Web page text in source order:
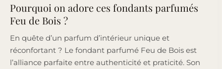
Pourquoi on adore ces fondants parfumés
Feu de Bois ?
En quête d’un parfum d’intérieur unique et
réconfortant ? Le fondant parfumé Feu de Bois est
l’alliance parfaite entre authenticité et praticité. Son